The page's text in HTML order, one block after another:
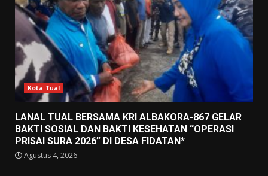
Kota Tual
LANAL TUAL BERSAMA KRI ALBAKORA-867 GELAR
BAKTI SOSIAL DAN BAKTI KESEHATAN “OPERASI
PRISAI SURA 2026” DI DESA FIDATAN*
Agustus 4, 2026